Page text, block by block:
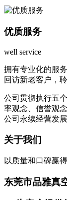
优质服务
well service
拥有专业化的服
回访新老客户，
公司贯彻执行五
率观念、信誉观
公司永续经营发
关于我们
以质量和口碑赢
东莞市品雅真